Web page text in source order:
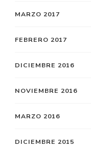
MARZO 2017
FEBRERO 2017
DICIEMBRE 2016
NOVIEMBRE 2016
MARZO 2016
DICIEMBRE 2015